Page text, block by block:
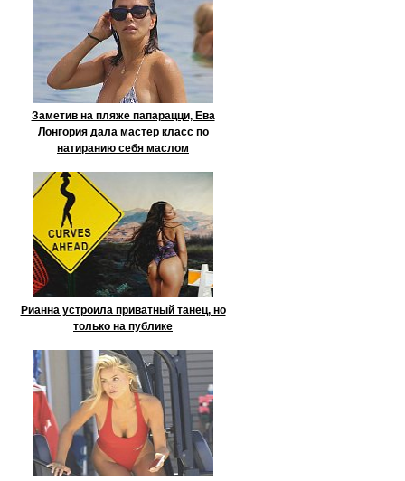
Заметив на пляже папарацци, Ева
Лонгория дала мастер класс по
натиранию себя маслом
Рианна устроила приватный танец, но
только на публике